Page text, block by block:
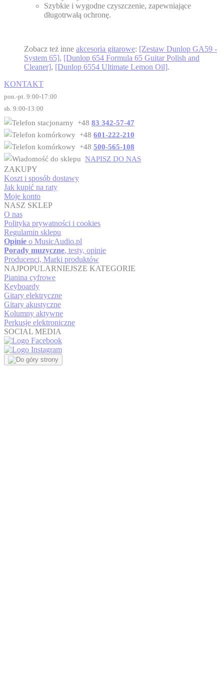
Szybkie i wygodne czyszczenie, zapewniające
długotrwałą ochronę.
Zobacz też inne akcesoria gitarowe: [Zestaw Dunlop GA59 -
System 65], [Dunlop 654 Formula 65 Guitar Polish and
Cleaner], [Dunlop 6554 Ultimate Lemon Oil].
KONTAKT
pon.-pt. 9:00-17:00
sb. 9:00-13:00
+48 83 342-57-47
+48 601-222-210
+48 500-565-108
NAPISZ DO NAS
ZAKUPY
Koszt i sposób dostawy
Jak kupić na raty
Moje konto
NASZ SKLEP
O nas
Polityka prywatności i cookies
Regulamin sklepu
Opinie o MusicAudio.pl
Porady muzyczne, testy, opinie
Producenci, Marki produktów
NAJPOPULARNIEJSZE KATEGORIE
Pianina cyfrowe
Keyboardy
Gitary elektryczne
Gitary akustyczne
Kolumny aktywne
Perkusje elektroniczne
SOCIAL MEDIA